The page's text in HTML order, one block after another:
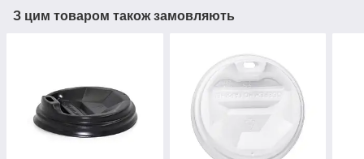
З цим товаром також замовляють